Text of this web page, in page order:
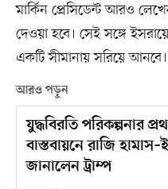
মার্কিন প্রেসিডেন্ট আরও
দেওয়া হবে। সেই সঙ্গে
একটি সীমানায় সরিয়ে
আরও পড়ুন
যুদ্ধবিরতি পরিকল্পনার
বাস্তবায়নে রাজি
জানালেন ট্রাম্প